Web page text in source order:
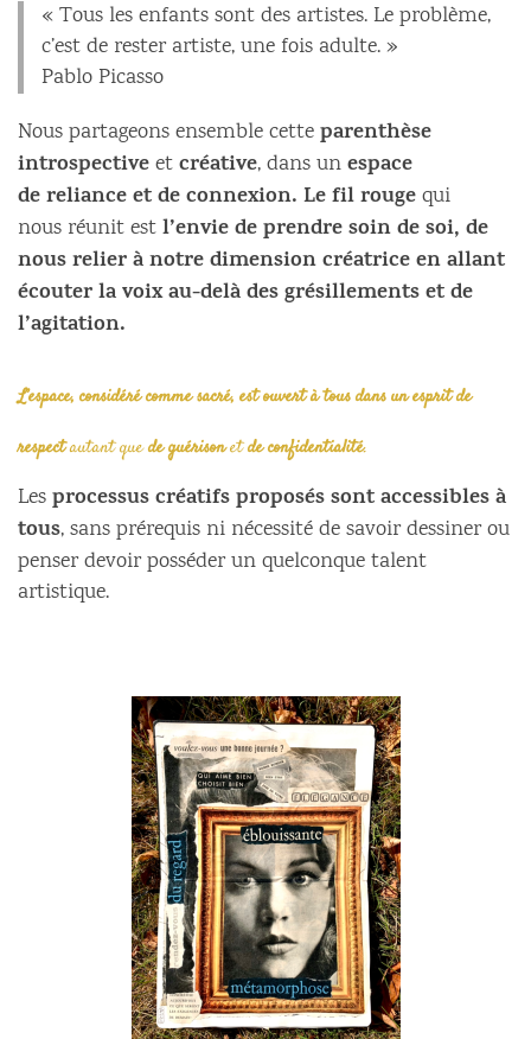
« Tous les enfants sont des artistes. Le problème,
c’est de rester artiste, une fois adulte. »
Pablo Picasso
Nous partageons ensemble cetteparenthèse
introspectiveetcréative, dans unespace
de reliance et de connexion. Le fil rougequi
nous réunit estl’envie de prendre soin de soi, de
nous relier à notre dimension créatrice en allant
écouter la voix au-delà des grésillements et de
l’agitation.
L’espace, considéré comme sacré, est ouvert à tous dans un esprit de
respectautant quede guérisonetde confidentialité.
Lesprocessus créatifs proposés sont accessibles à
tous, sans prérequis ni nécessité de savoir dessiner ou
penser devoir posséder un quelconque talent
artistique.